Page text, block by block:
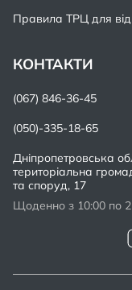
Правила ТРЦ для
КОНТАКТИ
(067) 846-36-45
(050)-335-18-65
Дніпропетровська
територіальна
та споруд, 17
Щоденно з 10:00 по